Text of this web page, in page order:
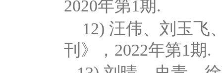
2020年第1期.
12) 汪伟、刘玉飞
刊》，2022年第1期.